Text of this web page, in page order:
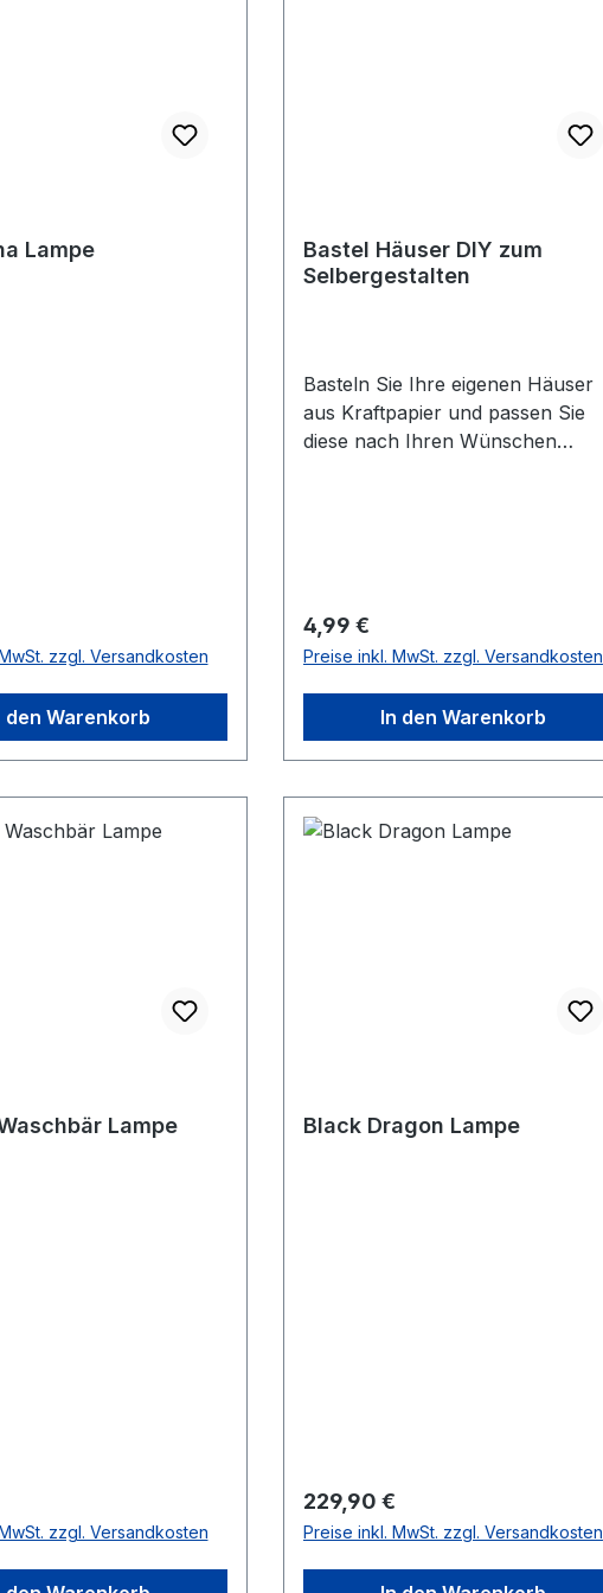
Lampe
zzgl. Versandkosten
den Warenkorb
Bastel Häuser DIY zum
Selbergestalten
Basteln Sie Ihre eigenen Häuser
aus Kraftpapier und passen Sie
diese nach Ihren Wünschen
Regulärer Preis:
4,99 €
Preise inkl. MwSt. zzgl. Versandkosten
In den Warenkorb
Lampe
zzgl. Versandkosten
Black Dragon Lampe
Regulärer Preis:
229,90 €
Preise inkl. MwSt. zzgl. Versandkosten